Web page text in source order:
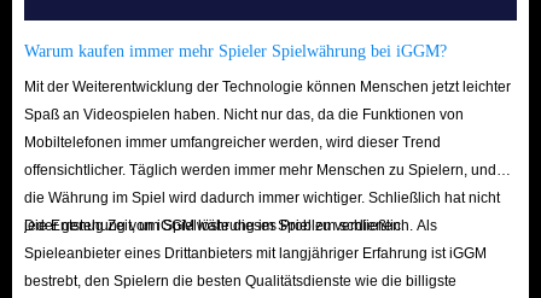
Warum kaufen immer mehr Spieler Spielwährung bei iGGM?
Mit der Weiterentwicklung der Technologie können Menschen jetzt leichter
Spaß an Videospielen haben. Nicht nur das, da die Funktionen von
Mobiltelefonen immer umfangreicher werden, wird dieser Trend
offensichtlicher. Täglich werden immer mehr Menschen zu Spielern, und
die Währung im Spiel wird dadurch immer wichtiger. Schließlich hat nicht
jeder genug Zeit, um Spielwährung im Spiel zu verdienen.
Die Entstehung von iGGM löste dieses Problem schließlich. Als
Spieleanbieter eines Drittanbieters mit langjähriger Erfahrung ist iGGM
bestrebt, den Spielern die besten Qualitätsdienste wie die billigste